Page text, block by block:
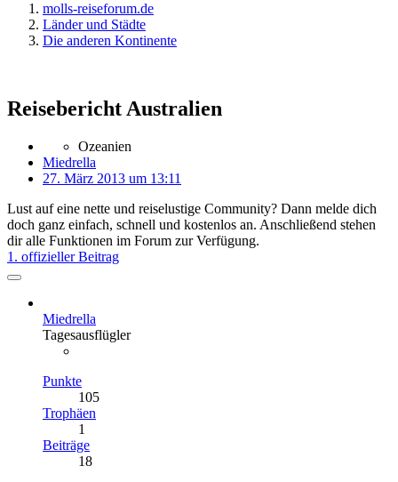
molls-reiseforum.de
Länder und Städte
Die anderen Kontinente
Reisebericht Australien
Ozeanien
Miedrella
27. März 2013 um 13:11
Lust auf eine nette und reiselustige Community? Dann melde dich
doch ganz einfach, schnell und kostenlos an. Anschließend stehen
dir alle Funktionen im Forum zur Verfügung.
1. offizieller Beitrag
Miedrella
Tagesausflügler
Punkte
105
Trophäen
1
Beiträge
18